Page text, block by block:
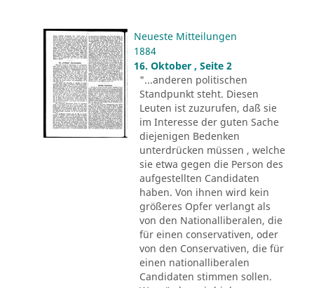
Neueste Mitteilungen
1884
16. Oktober , Seite 2
"...anderen politischen
Standpunkt steht. Diesen
Leuten ist zuzurufen, daß sie
im Interesse der guten Sache
diejenigen Bedenken
unterdrücken müssen , welche
sie etwa gegen die Person des
aufgestellten Candidaten
haben. Von ihnen wird kein
größeres Opfer verlangt als
von den Nationalliberalen, die
für einen conservativen, oder
von den Conservativen, die für
einen nationalliberalen
Candidaten stimmen sollen.